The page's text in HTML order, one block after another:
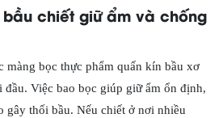
chiết giữ ẩm và chống
màng bọc thực phẩm quấn kín bầu xơ
đầu. Việc bao bọc giúp giữ ẩm ổn định,
gây thối bầu. Nếu chiết ở nơi nhiều